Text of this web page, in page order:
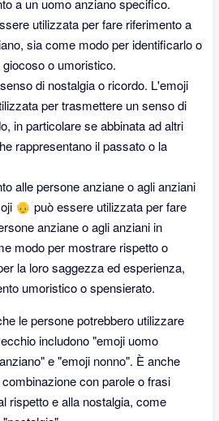
a un uomo anziano specifico.
utilizzata per fare riferimento a
sia come modo per identificarlo o
o umoristico.
di nostalgia o ricordo. L'emoji
per trasmettere un senso di
in particolare se abbinata ad altri
rappresentano il passato o la
alle persone anziane o agli anziani
👴 può essere utilizzata per fare
anziane o agli anziani in
modo per mostrare rispetto o
la loro saggezza ed esperienza,
umoristico o spensierato.
le persone potrebbero utilizzare
includono "emoji uomo
e "emoji nonno". È anche
con parole o frasi
rispetto e alla nostalgia, come